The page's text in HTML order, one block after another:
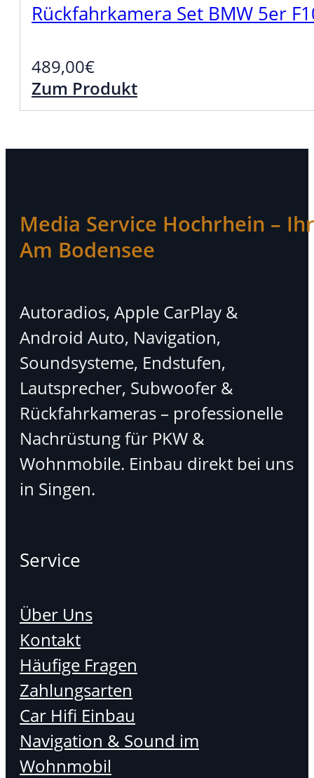
Rückfahrkamera Set BMW 5er
489,00€
Zum Produkt
Media Service Hochrhein –
Am Bodensee
Autoradios, Apple CarPlay &
Android Auto, Navigation,
Soundsysteme, Endstufen,
Lautsprecher, Subwoofer &
Rückfahrkameras – professionelle
Nachrüstung für PKW &
Wohnmobile. Einbau direkt bei uns
in Singen.
Service
Über Uns
Kontakt
Häufige Fragen
Zahlungsarten
Car Hifi Einbau
Navigation & Sound im
Wohnmobil